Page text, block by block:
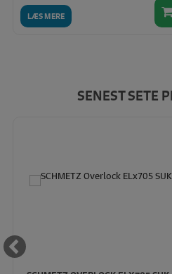
LÆS MERE
SENEST SETE